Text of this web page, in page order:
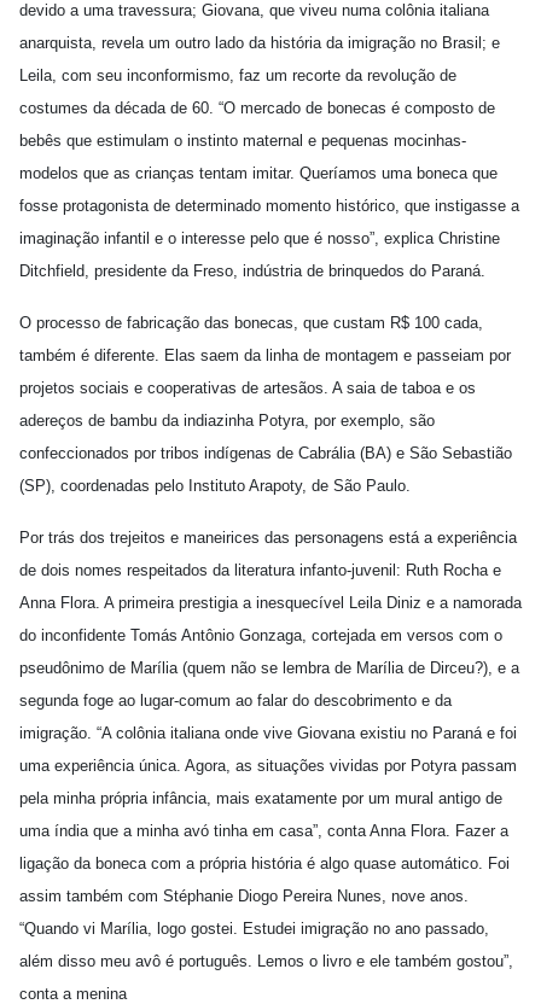
devido a uma travessura; Giovana, que viveu numa colônia italiana
anarquista, revela um outro lado da história da imigração no Brasil; e
Leila, com seu inconformismo, faz um recorte da revolução de
costumes da década de 60. “O mercado de bonecas é composto de
bebês que estimulam o instinto maternal e pequenas mocinhas-
modelos que as crianças tentam imitar. Queríamos uma boneca que
fosse protagonista de determinado momento histórico, que instigasse a
imaginação infantil e o interesse pelo que é nosso”, explica Christine
Ditchfield, presidente da Freso, indústria de brinquedos do Paraná.
O processo de fabricação das bonecas, que custam R$ 100 cada,
também é diferente. Elas saem da linha de montagem e passeiam por
projetos sociais e cooperativas de artesãos. A saia de taboa e os
adereços de bambu da indiazinha Potyra, por exemplo, são
confeccionados por tribos indígenas de Cabrália (BA) e São Sebastião
(SP), coordenadas pelo Instituto Arapoty, de São Paulo.
Por trás dos trejeitos e maneirices das personagens está a experiência
de dois nomes respeitados da literatura infanto-juvenil: Ruth Rocha e
Anna Flora. A primeira prestigia a inesquecível Leila Diniz e a namorada
do inconfidente Tomás Antônio Gonzaga, cortejada em versos com o
pseudônimo de Marília (quem não se lembra de Marília de Dirceu?), e a
segunda foge ao lugar-comum ao falar do descobrimento e da
imigração. “A colônia italiana onde vive Giovana existiu no Paraná e foi
uma experiência única. Agora, as situações vividas por Potyra passam
pela minha própria infância, mais exatamente por um mural antigo de
uma índia que a minha avó tinha em casa”, conta Anna Flora. Fazer a
ligação da boneca com a própria história é algo quase automático. Foi
assim também com Stéphanie Diogo Pereira Nunes, nove anos.
“Quando vi Marília, logo gostei. Estudei imigração no ano passado,
além disso meu avô é português. Lemos o livro e ele também gostou”,
conta a menina